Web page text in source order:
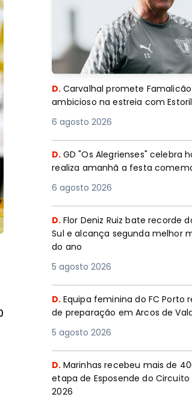
D. Carvalhal promete
ambicioso na estreia com Estoril
6 agosto 2026
D. GD "Os Alegrienses" celebra
realiza amanhã a festa
6 agosto 2026
D. Flor Deniz Ruiz bate recorde
Sul e alcança segunda melhor
do ano
5 agosto 2026
D. Equipa feminina do FC Porto
de preparação em Arcos de
5 agosto 2026
D. Marinhas recebeu mais de
etapa de Esposende do Circuito
2026